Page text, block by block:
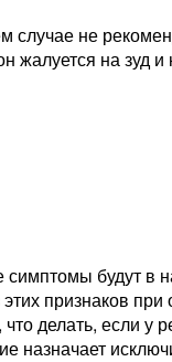
случае не
жалуется на
будут в
признаков
делать, если у
назначает